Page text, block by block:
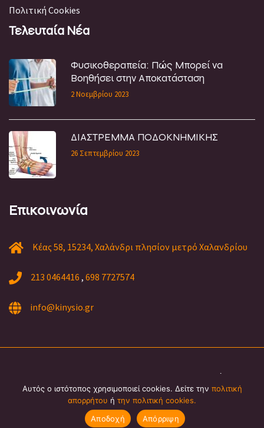
Πολιτική Cookies
Τελευταία Νέα
Φυσικοθεραπεία: Πώς Μπορεί να
Βοηθήσει στην Αποκατάσταση
2 Νοεμβρίου 2023
ΔΙΑΣΤΡΕΜΜΑ ΠΟΔΟΚΝΗΜΙΚΗΣ
26 Σεπτεμβρίου 2023
Επικοινωνία
Κέας 58, 15234, Χαλάνδρι πλησίον μετρό Χαλανδρίου
213 0464416 , 698 7727574
info@kinysio.gr
Copyright © 2024 kinysio | Φυσικοθεραπεία,
Φυσικοθεραπευτήριο Χαλάνδρι - Αγία Παρασκευή -
Γέρακας - Βριλήσσια | all rights reserved.
Κλείστε Ραντεβού
Αυτός ο ιστότοπος χρησιμοποιεί cookies. Δείτε την πολιτική
απορρήτου ή την πολιτική cookies.
Αποδοχή
Απόρριψη